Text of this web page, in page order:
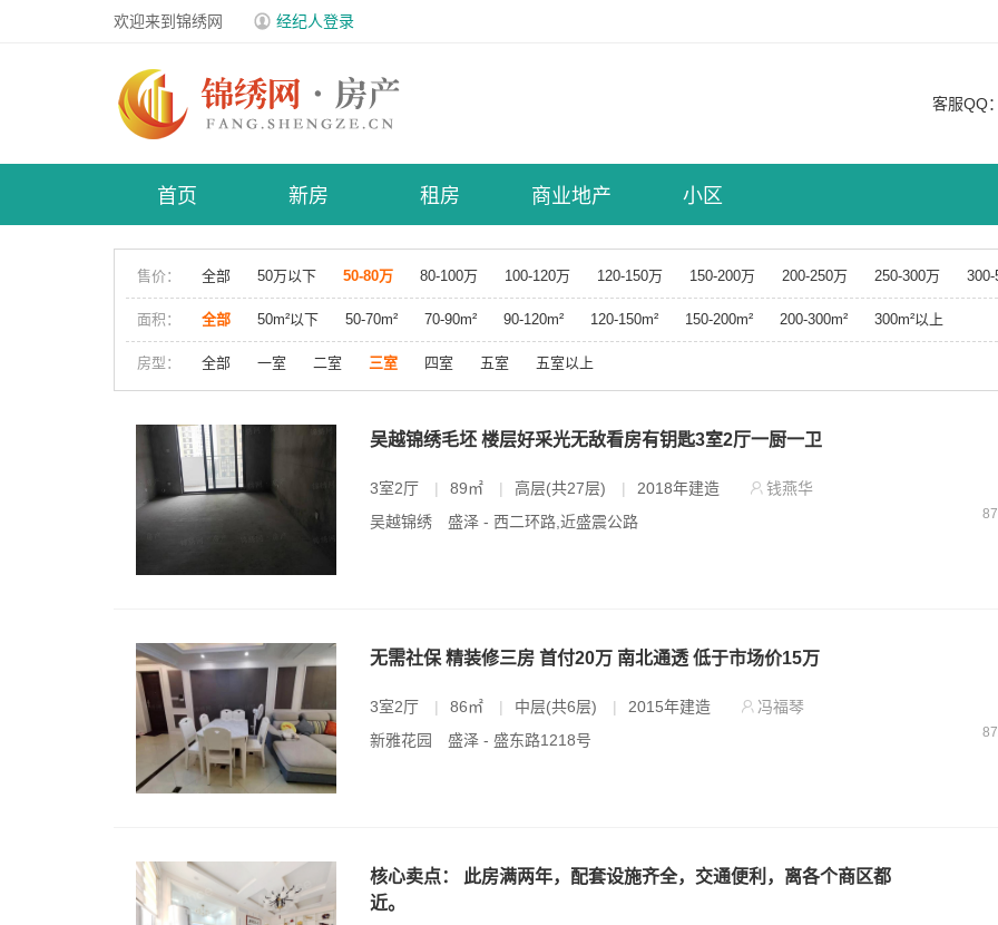
欢迎来到锦绣网 经纪人登录
客服QQ：
首页 新房 租房 商业地产 小区
售价： 全部 50万以下 50-80万 80-100万 100-120万 120-150万 150-200万 200-250万 250-300万 300-
面积： 全部 50m²以下 50-70m² 70-90m² 90-120m² 120-150m² 150-200m² 200-300m² 300m²以上
房型： 全部 一室 二室 三室 四室 五室 五室以上
吴越锦绣毛坯 楼层好采光无敌看房有钥匙3室2厅一厨一卫
3室2厅 | 89㎡ | 高层(共27层) | 2018年建造
钱燕华
吴越锦绣
盛泽 - 西二环路,近盛震公路
无需社保 精装修三房 首付20万 南北通透 低于市场价15万
3室2厅 | 86㎡ | 中层(共6层) | 2015年建造
冯福琴
新雅花园
盛泽 - 盛东路1218号
核心卖点： 此房满两年，配套设施齐全，交通便利，离各个商区都
近。